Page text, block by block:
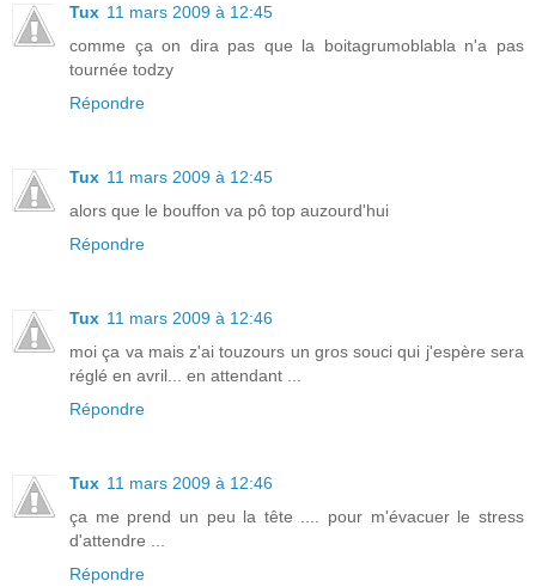
Tux 11 mars 2009 à 12:45
comme ça on dira pas que la boitagrumoblabla n'a pas
tournée todzy
Répondre
Tux 11 mars 2009 à 12:45
alors que le bouffon va pô top auzourd'hui
Répondre
Tux 11 mars 2009 à 12:46
moi ça va mais z'ai touzours un gros souci qui j'espère sera
réglé en avril... en attendant ...
Répondre
Tux 11 mars 2009 à 12:46
ça me prend un peu la tête .... pour m'évacuer le stress
d'attendre ...
Répondre